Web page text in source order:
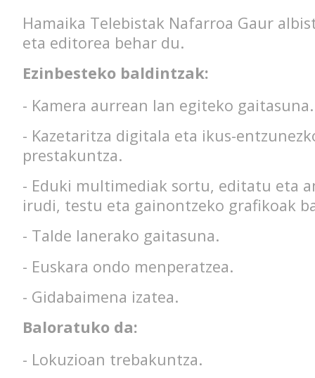
Hamaika Telebistak Nafarroa Gaur
eta editorea behar du.
Ezinbesteko baldintzak:
- Kamera aurrean lan egiteko gaitasuna.
- Kazetaritza digitala eta ikus-
prestakuntza.
- Eduki multimediak sortu, editatu eta
irudi, testu eta gainontzeko grafikoak
- Talde lanerako gaitasuna.
- Euskara ondo menperatzea.
- Gidabaimena izatea.
Baloratuko da:
- Lokuzioan trebakuntza.